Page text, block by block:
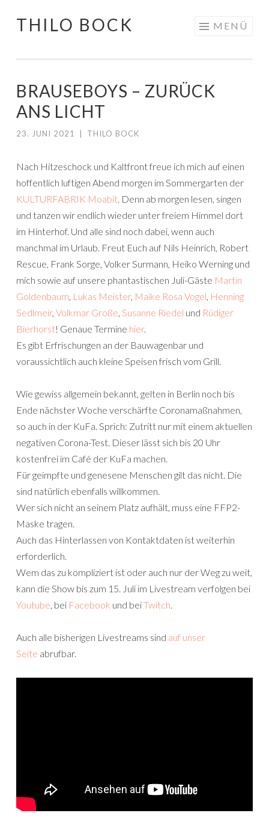
Springe
THILO BOCK MENÜ
BRAUSEBOYS – ZURÜCK
ANS LICHT
23. JUNI 2021 THILO BOCK
Nach Hitzeschock und Kaltfront freue ich mich auf einen
hoffentlich luftigen Abend morgen im Sommergarten der
KULTURFABRIK Moabit. Denn ab morgen lesen, singen
und tanzen wir endlich wieder unter freiem Himmel dort
im Hinterhof. Und alle sind noch dabei, wenn auch
manchmal im Urlaub. Freut Euch auf Nils Heinrich, Robert
Rescue, Frank Sorge, Volker Surmann, Heiko Werning und
mich sowie auf unsere phantastischen Juli-Gäste Martin
Goldenbaum, Lukas Meister, Maike Rosa Vogel, Henning
Sedlmeir, Volkmar Große, Susanne Riedel und Rüdiger
Bierhorst! Genaue Termine hier.
Es gibt Erfrischungen an der Bauwagenbar und
voraussichtlich auch kleine Speisen frisch vom Grill.
Wie gewiss allgemein bekannt, gelten in Berlin noch bis
Ende nächster Woche verschärfte Coronamaßnahmen,
so auch in der KuFa. Sprich: Zutritt nur mit einem aktuellen
negativen Corona-Test. Dieser lässt sich bis 20 Uhr
kostenfrei im Café der KuFa machen.
Für geimpfte und genesene Menschen gilt das nicht. Die
sind natürlich ebenfalls willkommen.
Wer sich nicht an seinem Platz aufhält, muss eine FFP2-
Maske tragen.
Auch das Hinterlassen von Kontaktdaten ist weiterhin
erforderlich.
Wem das zu kompliziert ist oder auch nur der Weg zu weit,
kann die Show bis zum 15. Juli im Livestream verfolgen bei
Youtube, bei Facebook und beiTwitch.
Auch alle bisherigen Livestreams sind auf unser
Seite abrufbar.